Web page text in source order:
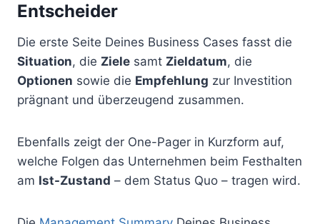
Entscheider
Die erste Seite Deines Business Cases fasst die
Situation, die Ziele samt Zieldatum, die
Optionen sowie die Empfehlung zur Investition
prägnant und überzeugend zusammen.
Ebenfalls zeigt der One-Pager in Kurzform auf,
welche Folgen das Unternehmen beim Festhalten
am Ist-Zustand – dem Status Quo – tragen wird.